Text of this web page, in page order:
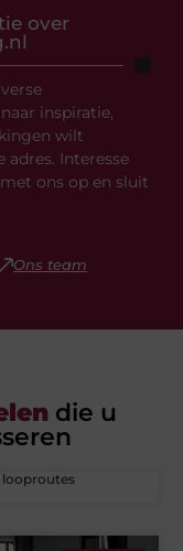
over
inspiratie,
wilt
adres. Interesse
ons op en sluit
Ons team
die u